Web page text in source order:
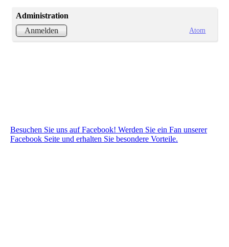
Administration
Anmelden
Atom
Besuchen Sie uns auf Facebook! Werden Sie ein Fan unserer
Facebook Seite und erhalten Sie besondere Vorteile.